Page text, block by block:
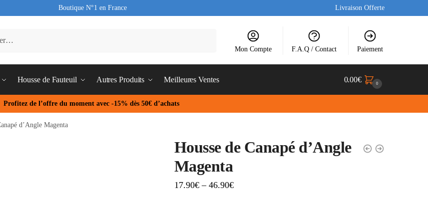
Boutique N°1 en France Livraison Offerte
Mon Compte F.A.Q / Contact Paiement
Housse de Fauteuil Autres Produits Meilleures Ventes 0.00€ 0
Profitez de l’offre du moment avec -15% dès 50€ d’achats
d’Angle Magenta
Housse de Canapé d’Angle
Magenta
17.90€– 46.90€